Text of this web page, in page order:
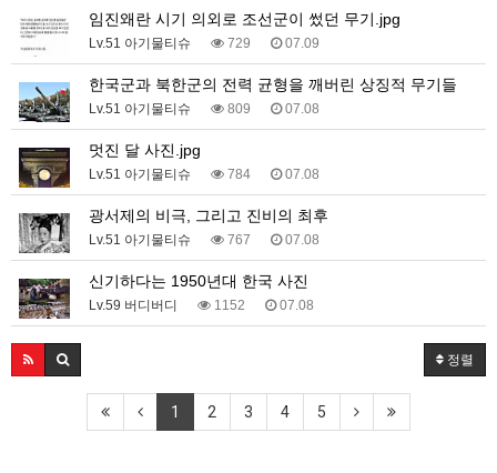
임진왜란 시기 의외로 조선군이 썼던 무기.jpg
Lv.51 아기물티슈 729 07.09
한국군과 북한군의 전력 균형을 깨버린 상징적 무기들
Lv.51 아기물티슈 809 07.08
멋진 달 사진.jpg
Lv.51 아기물티슈 784 07.08
광서제의 비극, 그리고 진비의 최후
Lv.51 아기물티슈 767 07.08
신기하다는 1950년대 한국 사진
Lv.59 버디버디 1152 07.08
정렬
1 2 3 4 5